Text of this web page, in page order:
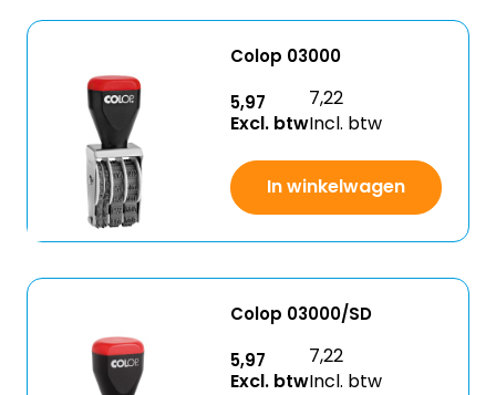
Colop 03000
5,97
Excl. btw
7,22
Incl. btw
In winkelwagen
Colop 03000/SD
5,97
Excl. btw
7,22
Incl. btw